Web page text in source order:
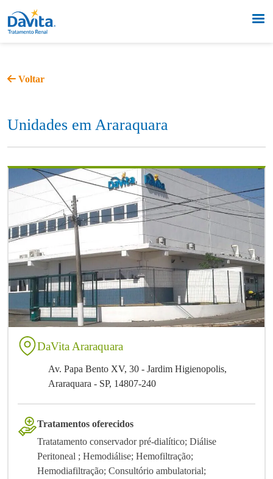
Voltar
Unidades em Araraquara
DaVita Araraquara
Av. Papa Bento XV, 30 - Jardim Higienopolis,
Araraquara - SP, 14807-240
Tratamentos oferecidos
Tratatamento conservador pré-dialítico; Diálise
Peritoneal ; Hemodiálise; Hemofiltração;
Hemodiafiltração; Consultório ambulatorial;